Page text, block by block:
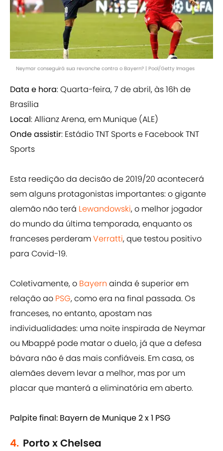
Neymar conseguirá sua revanche contra o Bayern? | Pool/Getty Images
Data e hora: Quarta-feira, 7 de abril, às 16h de
Brasília
Local: Allianz Arena, em Munique (ALE)
Onde assistir: Estádio TNT Sports e Facebook TNT
Sports
Esta reedição da decisão de 2019/20 acontecerá
sem alguns protagonistas importantes: o gigante
alemão não terá Lewandowski, o melhor jogador
do mundo da última temporada, enquanto os
franceses perderamVerratti, que testou positivo
para Covid-19.
Coletivamente, o Bayern ainda é superior em
relação ao PSG, como era na final passada. Os
franceses, no entanto, apostam nas
individualidades: uma noite inspirada de Neymar
ou Mbappé pode matar o duelo, já que a defesa
bávara não é das mais confiáveis. Em casa, os
alemães devem levar a melhor, mas por um
placar que manterá a eliminatória em aberto.
Palpite final: Bayern de Munique 2 x 1 PSG
4. Porto x Chelsea